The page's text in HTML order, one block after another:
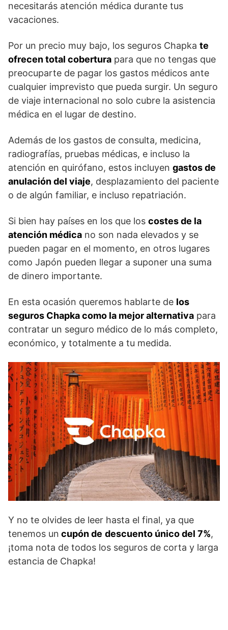
necesitarás atención médica durante tus
vacaciones.
Por un precio muy bajo, los seguros Chapka te
ofrecen total cobertura para que no tengas que
preocuparte de pagar los gastos médicos ante
cualquier imprevisto que pueda surgir. Un seguro
de viaje internacional no solo cubre la asistencia
médica en el lugar de destino.
Además de los gastos de consulta, medicina,
radiografías, pruebas médicas, e incluso la
atención en quirófano, estos incluyen gastos de
anulación del viaje, desplazamiento del paciente
o de algún familiar, e incluso repatriación.
Si bien hay países en los que los costes de la
atención médica no son nada elevados y se
pueden pagar en el momento, en otros lugares
como Japón pueden llegar a suponer una suma
de dinero importante.
En esta ocasión queremos hablarte de los
seguros Chapka como la mejor alternativa para
contratar un seguro médico de lo más completo,
económico, y totalmente a tu medida.
Y no te olvides de leer hasta el final, ya que
tenemos un cupón de descuento único del 7%,
¡toma nota de todos los seguros de corta y larga
estancia de Chapka!